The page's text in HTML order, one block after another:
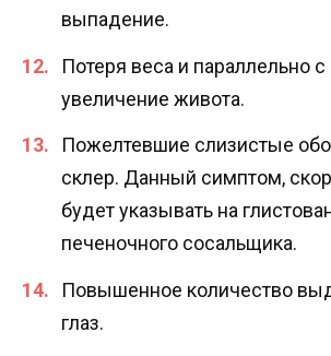
выпадение.
Потеря веса и параллельно с
увеличение живота.
Пожелтевшие слизистые
склер. Данный симптом,
будет указывать на
печеночного сосальщика.
Повышенное количество
глаз.